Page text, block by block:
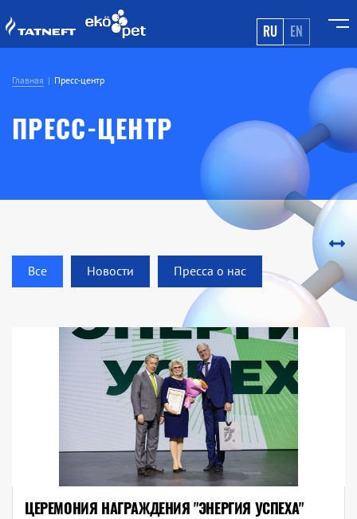
RU EN
Главная Пресс-центр
ПРЕСС-ЦЕНТР
Все Новости Пресса о нас
ЦЕРЕМОНИЯ НАГРАЖДЕНИЯ "ЭНЕРГИЯ УСПЕХА"